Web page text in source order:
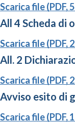
Scarica file (PDF,
All 4 Scheda di
Scarica file (PDF,
All. 2
Scarica file (PDF,
Avviso esito di
Scarica file (PDF,